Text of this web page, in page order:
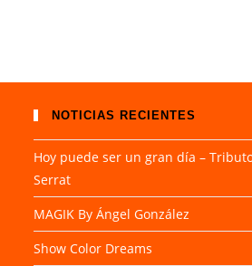
NOTICIAS RECIENTES
Hoy puede ser un gran día –
Serrat
MAGIK By Ángel González
Show Color Dreams